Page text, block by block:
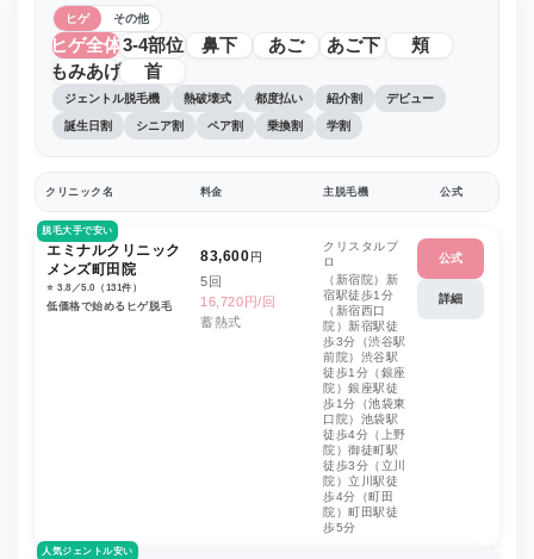
ヒゲ その他
ヒゲ全体3-4部位 鼻下 あご あご下
頬
もみあげ
首
ジェントル脱毛機 熱破壊式 都度払い 紹介割 デビュー
誕生日割 シニア割 ペア割 乗換割 学割
クリニック名 料金 主脱毛機 公式
脱毛大手で安い
エミナルクリニック
メンズ町田院
⭐️ 3.8／5.0（131件）
低価格で始めるヒゲ脱毛
83,600円
5回
16,720円/回
蓄熱式
クリスタルプ
ロ
（新宿院）新
宿駅徒歩1分
（新宿西口
院）新宿駅徒
歩3分（渋谷駅
前院）渋谷駅
徒歩1分（銀座
院）銀座駅徒
歩1分（池袋東
口院）池袋駅
徒歩4分（上野
院）御徒町駅
徒歩3分（立川
院）立川駅徒
歩4分（町田
院）町田駅徒
歩5分
公式
詳細
人気ジェントル安い